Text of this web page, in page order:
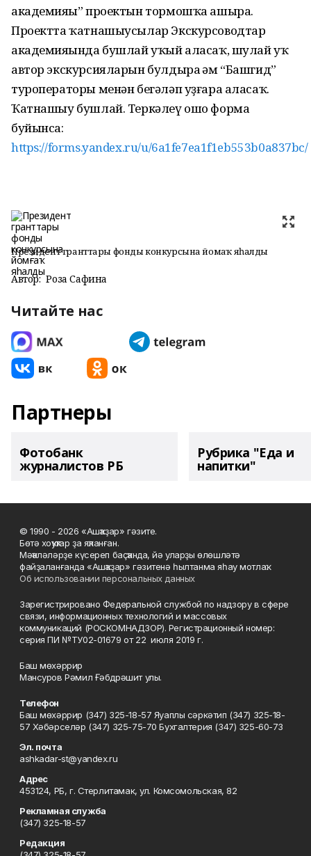
академияһы” проектын тормошҡа ашыра.
Проектта ҡатнашыусылар Экскурсоводтар
академияһында бушлай уҡый аласаҡ, шулай уҡ
автор экскурсияларын булдыра һәм “Башгид”
туроператоры менән бегәләп уҙғара аласаҡ.
Ҡатнашыу бушлай. Теркәлеү ошо форма
буйынса:
https://forms.yandex.ru/u/6a1fe7ea1f1eb553b0a837bc/
Президент гранттары фонды конкурсына йомғаҡ яһалды
Автор: Роза Сафина
Читайте нас
Партнеры
Фотобанк
журналистов РБ
Рубрика "Еда и
напитки"
© 1990 - 2026 «Ашҡаҙар» гәзите.
Бөтә хоҡуҡтар ҙа яҡланған.
Мәҡәләләрҙе күсереп баҫҡанда, йә уларҙы өлөшләтә
файҙаланғанда «Ашҡаҙар» гәзитенә һылтанма яһау мотлаҡ.
Об использовании персональных данных
Зарегистрировано Федеральной службой по надзору в сфере
связи, информационных технологий и массовых
коммуникаций (РОСКОМНАДЗОР). Регистрационный номер:
серия ПИ №ТУ02-01679 от 22 июля 2019 г.
Баш мөхәррир
Мансуров Рәмил Ғәбдрәшит улы.
Телефон
Баш мөхәррир (347) 325-18-57 Яуаплы сәркәтип (347) 325-18-
57 Хәбәрселәр (347) 325-75-70 Бухгалтерия (347) 325-60-73
Эл. почта
ashkadar-st@yandex.ru
Адрес
453124, РБ, г. Стерлитамак, ул. Комсомольская, 82
Рекламная служба
(347) 325-18-57
Редакция